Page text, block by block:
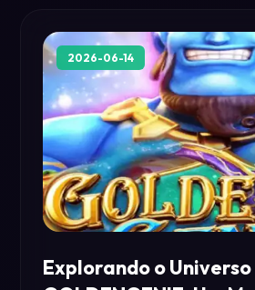
2026-06-14
Explorando o Universo